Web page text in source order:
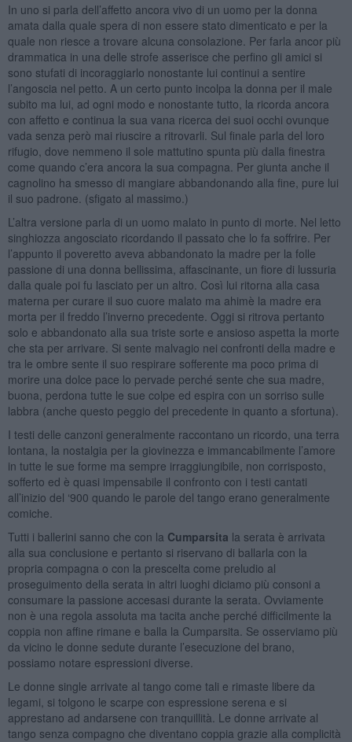
In uno si parla dell’affetto ancora vivo di un uomo per la donna
amata dalla quale spera di non essere stato dimenticato e per la
quale non riesce a trovare alcuna consolazione. Per farla ancor più
drammatica in una delle strofe asserisce che perfino gli amici si
sono stufati di incoraggiarlo nonostante lui continui a sentire
l’angoscia nel petto. A un certo punto incolpa la donna per il male
subito ma lui, ad ogni modo e nonostante tutto, la ricorda ancora
con affetto e continua la sua vana ricerca dei suoi occhi ovunque
vada senza però mai riuscire a ritrovarli. Sul finale parla del loro
rifugio, dove nemmeno il sole mattutino spunta più dalla finestra
come quando c’era ancora la sua compagna. Per giunta anche il
cagnolino ha smesso di mangiare abbandonando alla fine, pure lui
il suo padrone. (sfigato al massimo.)
L’altra versione parla di un uomo malato in punto di morte. Nel letto
singhiozza angosciato ricordando il passato che lo fa soffrire. Per
l’appunto il poveretto aveva abbandonato la madre per la folle
passione di una donna bellissima, affascinante, un fiore di lussuria
dalla quale poi fu lasciato per un altro. Così lui ritorna alla casa
materna per curare il suo cuore malato ma ahimè la madre era
morta per il freddo l’inverno precedente. Oggi si ritrova pertanto
solo e abbandonato alla sua triste sorte e ansioso aspetta la morte
che sta per arrivare. Si sente malvagio nei confronti della madre e
tra le ombre sente il suo respirare sofferente ma poco prima di
morire una dolce pace lo pervade perché sente che sua madre,
buona, perdona tutte le sue colpe ed espira con un sorriso sulle
labbra (anche questo peggio del precedente in quanto a sfortuna).
I testi delle canzoni generalmente raccontano un ricordo, una terra
lontana, la nostalgia per la giovinezza e immancabilmente l’amore
in tutte le sue forme ma sempre irraggiungibile, non corrisposto,
sofferto ed è quasi impensabile il confronto con i testi cantati
all’inizio del ‘900 quando le parole del tango erano generalmente
comiche.
Tutti i ballerini sanno che con la Cumparsita la serata è arrivata
alla sua conclusione e pertanto si riservano di ballarla con la
propria compagna o con la prescelta come preludio al
proseguimento della serata in altri luoghi diciamo più consoni a
consumare la passione accesasi durante la serata. Ovviamente
non è una regola assoluta ma tacita anche perché difficilmente la
coppia non affine rimane e balla la Cumparsita. Se osserviamo più
da vicino le donne sedute durante l’esecuzione del brano,
possiamo notare espressioni diverse.
Le donne single arrivate al tango come tali e rimaste libere da
legami, si tolgono le scarpe con espressione serena e si
apprestano ad andarsene con tranquillità. Le donne arrivate al
tango senza compagno che diventano coppia grazie alla complicità